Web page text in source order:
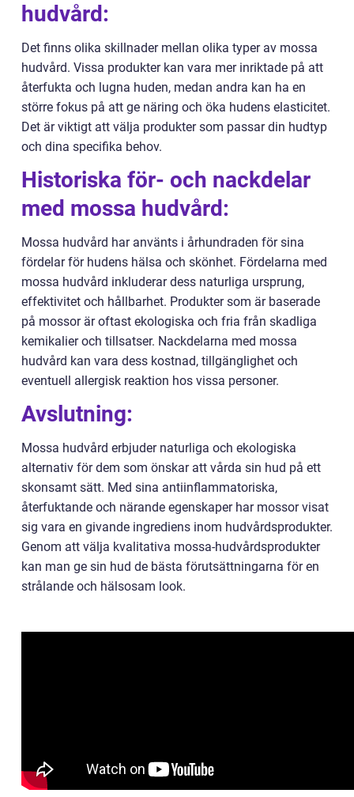
hudvård:
Det finns olika skillnader mellan olika typer av mossa
hudvård. Vissa produkter kan vara mer inriktade på att
återfukta och lugna huden, medan andra kan ha en
större fokus på att ge näring och öka hudens elasticitet.
Det är viktigt att välja produkter som passar din hudtyp
och dina specifika behov.
Historiska för- och nackdelar
med mossa hudvård:
Mossa hudvård har använts i århundraden för sina
fördelar för hudens hälsa och skönhet. Fördelarna med
mossa hudvård inkluderar dess naturliga ursprung,
effektivitet och hållbarhet. Produkter som är baserade
på mossor är oftast ekologiska och fria från skadliga
kemikalier och tillsatser. Nackdelarna med mossa
hudvård kan vara dess kostnad, tillgänglighet och
eventuell allergisk reaktion hos vissa personer.
Avslutning:
Mossa hudvård erbjuder naturliga och ekologiska
alternativ för dem som önskar att vårda sin hud på ett
skonsamt sätt. Med sina antiinflammatoriska,
återfuktande och närande egenskaper har mossor visat
sig vara en givande ingrediens inom hudvårdsprodukter.
Genom att välja kvalitativa mossa-hudvårdsprodukter
kan man ge sin hud de bästa förutsättningarna för en
strålande och hälsosam look.